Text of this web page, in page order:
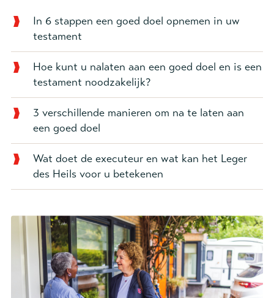
In 6 stappen een goed doel opnemen in uw
testament
Hoe kunt u nalaten aan een goed doel en is een
testament noodzakelijk?
3 verschillende manieren om na te laten aan
een goed doel
Wat doet de executeur en wat kan het Leger
des Heils voor u betekenen